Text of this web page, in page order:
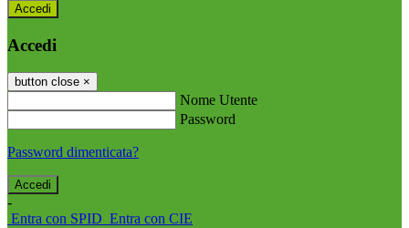
Accedi
Accedi
button close ×
Nome Utente
Password
Password dimenticata?
-
Entra con SPID Entra con CIE